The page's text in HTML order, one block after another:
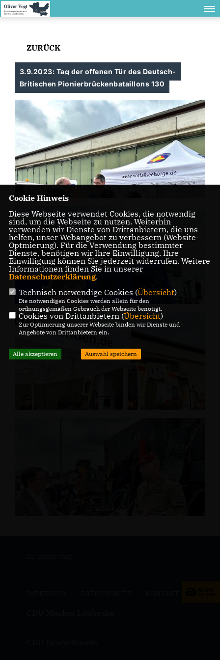
ZURÜCK
3.9.2023: Tag der offenen Tür des Deutsch-
Britischen Pionierbrückenbataillons 130
Cookie Hinweis
Diese Webseite verwendet Cookies, die notwendig
sind, um die Webseite zu nutzen. Weiterhin
verwenden wir Dienste von Drittanbietern, die uns
helfen, unser Webangebot zu verbessern (Website-
Optmierung). Für die Verwendung bestimmter
Dienste, benötigen wir Ihre Einwilligung. Ihre
Einwilligung können Sie jederzeit widerrufen. Weitere
Informationen finden Sie in unserer
Datenschutzerklärung.
Technisch notwendige Cookies (Übersicht)
Die notwendigen Cookies werden allein für den
ordnungsgemäßen Gebrauch der Webseite benötigt.
Cookies von Drittanbietern (Übersicht)
Zur Optimierung unserer Webseite binden wir Dienste und
Angebote von Drittanbietern ein.
Alle akzeptieren Auswahl speichern